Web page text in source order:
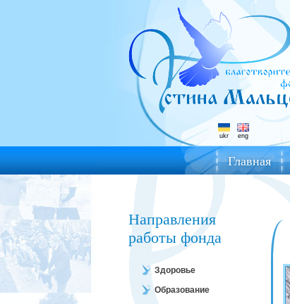
ukr eng
Главная
Направления
работы фонда
Здоровье
Образование